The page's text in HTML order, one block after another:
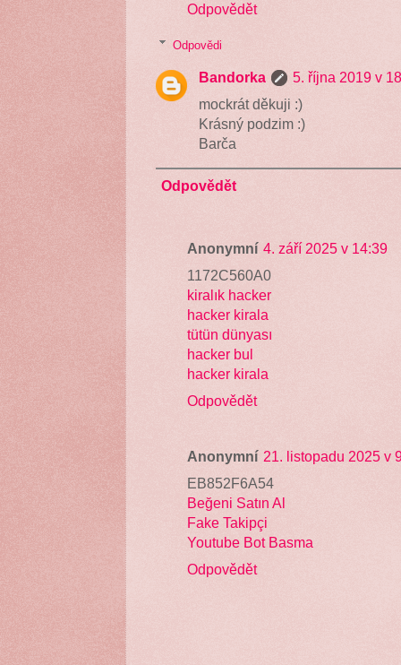
Odpovědět
Odpovědi
Bandorka
5. října 2019 v
mockrát děkuji :)
Krásný podzim :)
Barča
Odpovědět
Anonymní 4. září 2025 v 14:39
1172C560A0
kiralık hacker
hacker kirala
tütün dünyası
hacker bul
hacker kirala
Odpovědět
Anonymní 21. listopadu 2025 v
EB852F6A54
Beğeni Satın Al
Fake Takipçi
Youtube Bot Basma
Odpovědět